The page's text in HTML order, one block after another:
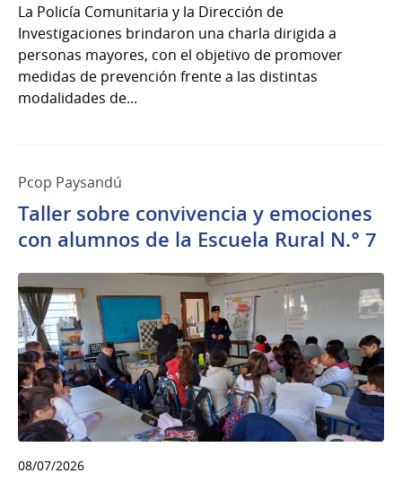
La Policía Comunitaria y la Dirección de
Investigaciones brindaron una charla dirigida a
personas mayores, con el objetivo de promover
medidas de prevención frente a las distintas
modalidades de...
Pcop Paysandú
Taller sobre convivencia y emociones
con alumnos de la Escuela Rural N.° 7
08/07/2026